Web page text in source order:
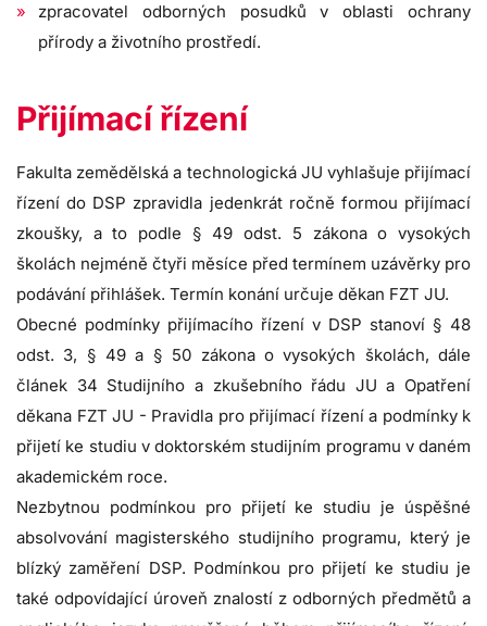
zpracovatel odborných posudků v oblasti ochrany
přírody a životního prostředí.
Přijímací řízení
Fakulta zemědělská a technologická JU vyhlašuje přijímací
řízení do DSP zpravidla jedenkrát ročně formou přijímací
zkoušky, a to podle § 49 odst. 5 zákona o vysokých
školách nejméně čtyři měsíce před termínem uzávěrky pro
podávání přihlášek. Termín konání určuje děkan FZT JU.
Obecné podmínky přijímacího řízení v DSP stanoví § 48
odst. 3, § 49 a § 50 zákona o vysokých školách, dále
článek 34 Studijního a zkušebního řádu JU a Opatření
děkana FZT JU - Pravidla pro přijímací řízení a podmínky k
přijetí ke studiu v doktorském studijním programu v daném
akademickém roce.
Nezbytnou podmínkou pro přijetí ke studiu je úspěšné
absolvování magisterského studijního programu, který je
blízký zaměření DSP. Podmínkou pro přijetí ke studiu je
také odpovídající úroveň znalostí z odborných předmětů a